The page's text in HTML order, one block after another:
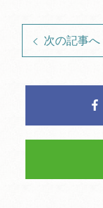
次の記事へ